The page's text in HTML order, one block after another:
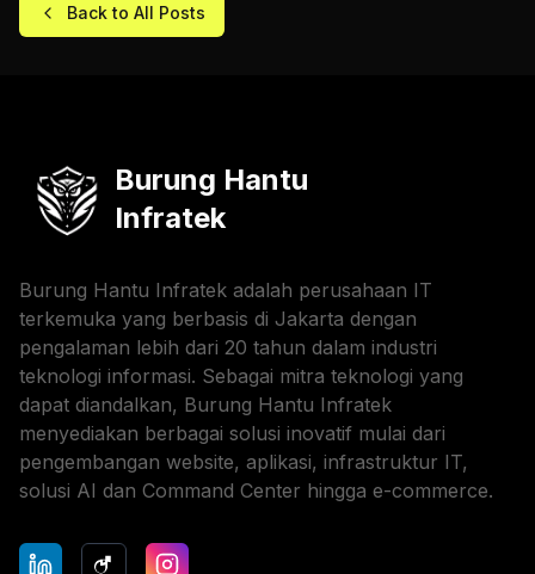
Back to All Posts
Burung Hantu
Infratek
Burung Hantu Infratek adalah perusahaan IT
terkemuka yang berbasis di Jakarta dengan
pengalaman lebih dari 20 tahun dalam industri
teknologi informasi. Sebagai mitra teknologi yang
dapat diandalkan, Burung Hantu Infratek
menyediakan berbagai solusi inovatif mulai dari
pengembangan website, aplikasi, infrastruktur IT,
solusi AI dan Command Center hingga e-commerce.